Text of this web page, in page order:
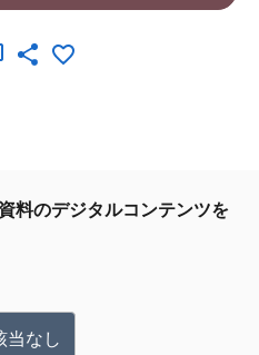
料のデジタルコンテンツを
当なし